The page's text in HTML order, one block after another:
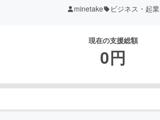
minetake ビジネス・起業
現在の支援総額
0円